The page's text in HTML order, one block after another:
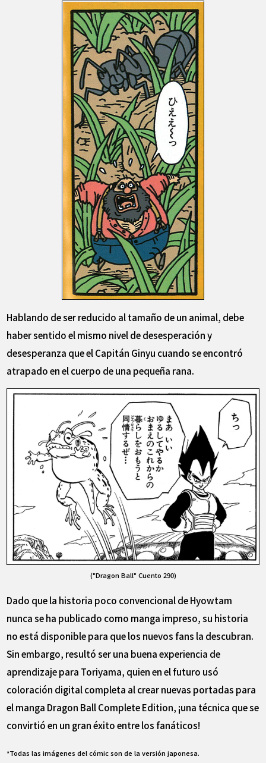
Hablando de ser reducido al tamaño de un animal, debe
haber sentido el mismo nivel de desesperación y
desesperanza que el Capitán Ginyu cuando se encontró
atrapado en el cuerpo de una pequeña rana.
("Dragon Ball" Cuento 290)
Dado que la historia poco convencional de Hyowtam
nunca se ha publicado como manga impreso, su historia
no está disponible para que los nuevos fans la descubran.
Sin embargo, resultó ser una buena experiencia de
aprendizaje para Toriyama, quien en el futuro usó
coloración digital completa al crear nuevas portadas para
el manga Dragon Ball Complete Edition, ¡una técnica que se
convirtió en un gran éxito entre los fanáticos!
*Todas las imágenes del cómic son de la versión japonesa.